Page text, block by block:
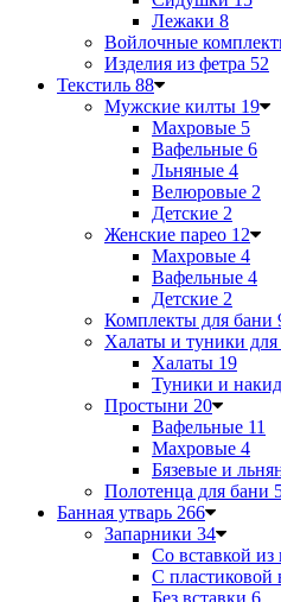
Лежаки 8
Войлочные
Изделия из фетра 52
Текстиль 88
Мужские килты 19
Махровые 5
Вафельные 6
Льняные 4
Велюровые 2
Детские 2
Женские парео 12
Махровые 4
Вафельные 4
Детские 2
Комплекты для бани
Халаты и туники для
Халаты 19
Туники и
Простыни 20
Вафельные 11
Махровые 4
Бязевые и
Полотенца для бани
Банная утварь 266
Запарники 34
Со вставкой
С пластиковой